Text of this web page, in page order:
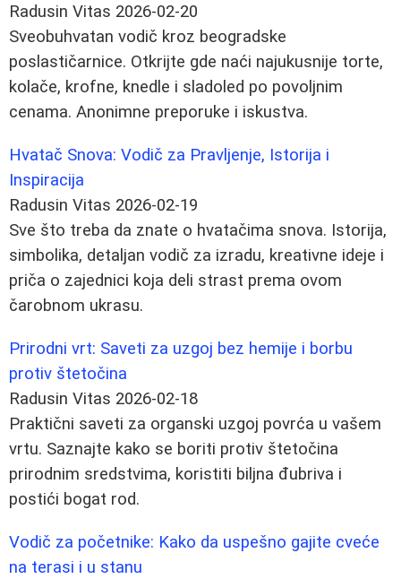
Radusin Vitas 2026-02-20
Sveobuhvatan vodič kroz beogradske
poslastičarnice. Otkrijte gde naći najukusnije torte,
kolače, krofne, knedle i sladoled po povoljnim
cenama. Anonimne preporuke i iskustva.
Hvatač Snova: Vodič za Pravljenje, Istorija i
Inspiracija
Radusin Vitas 2026-02-19
Sve što treba da znate o hvatačima snova. Istorija,
simbolika, detaljan vodič za izradu, kreativne ideje i
priča o zajednici koja deli strast prema ovom
čarobnom ukrasu.
Prirodni vrt: Saveti za uzgoj bez hemije i borbu
protiv štetočina
Radusin Vitas 2026-02-18
Praktični saveti za organski uzgoj povrća u vašem
vrtu. Saznajte kako se boriti protiv štetočina
prirodnim sredstvima, koristiti biljna đubriva i
postići bogat rod.
Vodič za početnike: Kako da uspešno gajite cveće
na terasi i u stanu